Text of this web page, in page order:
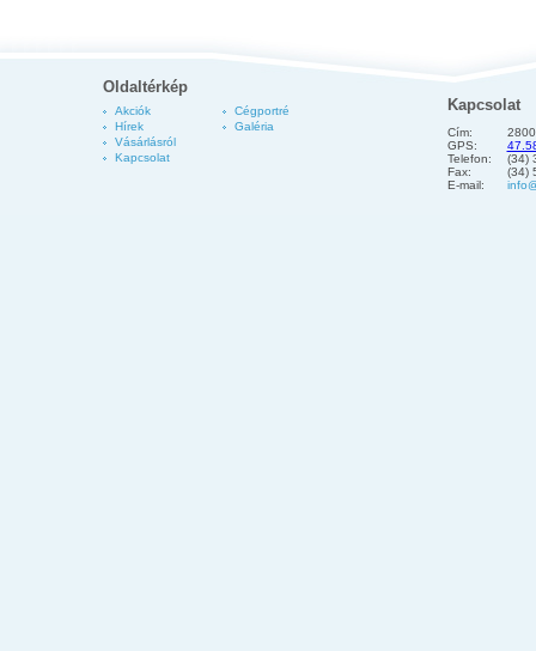
Oldaltérkép
Akciók
Hírek
Vásárlásról
Kapcsolat
Cégportré
Galéria
Kapcsolat
Cím:
GPS:
Telefon:
(34)
Fax:
(34)
E-mail: